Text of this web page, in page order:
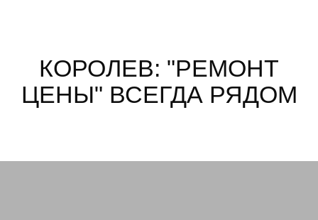
КОРОЛЕВ: "РЕМОНТ
ЦЕНЫ" ВСЕГДА РЯДОМ